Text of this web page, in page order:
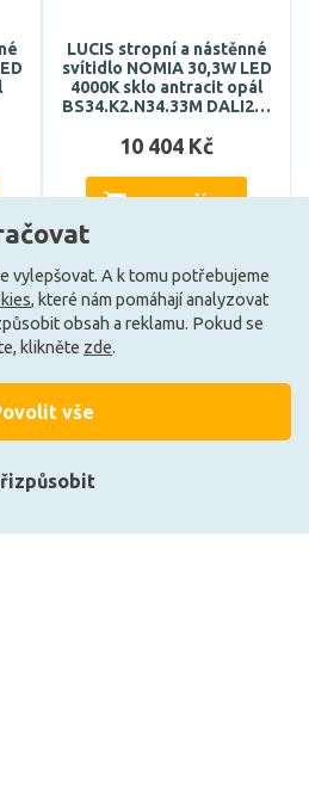
LUCIS stropní a nástěnné
svítidlo NOMIA 30,3W LED
4000K sklo antracit opál
BS34.K2.N34.33M DALI2…
10 404 Kč
DO KOŠÍKU
Může být u Vás 7. 9.
další
kolekce
vylepšovat. A k tomu potřebujeme
, které nám pomáhají analyzovat
obsah a reklamu. Pokud se
klikněte zde.
vše